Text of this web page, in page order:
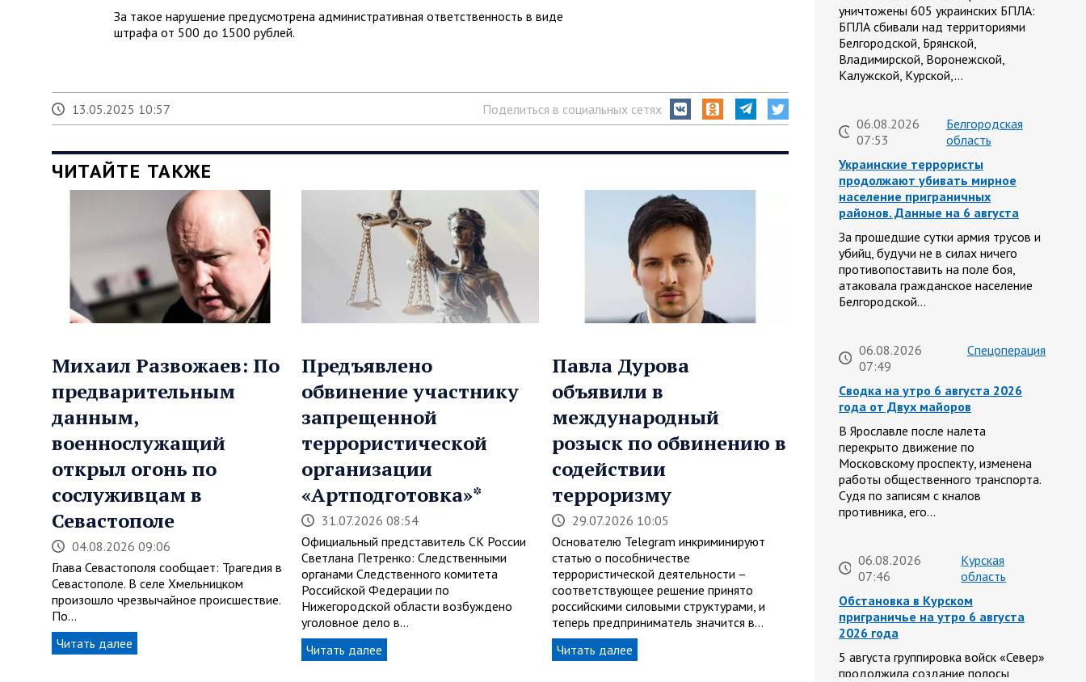
За такое нарушение предусмотрена административная ответственность в виде
штрафа от 500 до 1500 рублей.
13.05.2025 10:57 Поделиться в социальных сетях
ЧИТАЙТЕ ТАКЖЕ
Михаил Развожаев: По
предварительным
данным,
военнослужащий
открыл огонь по
сослуживцам в
Севастополе
04.08.2026 09:06
Глава Севастополя сообщает: Трагедия в
Севастополе. В селе Хмельницком
произошло чрезвычайное происшествие.
По…
Читать далее
Предъявлено
обвинение участнику
запрещенной
террористической
организации
«Артподготовка»*
31.07.2026 08:54
Официальный представитель СК России
Светлана Петренко: Следственными
органами Следственного комитета
Российской Федерации по
Нижегородской области возбуждено
уголовное дело в…
Читать далее
Павла Дурова
объявили в
международный
розыск по обвинению в
содействии
терроризму
29.07.2026 10:05
Основателю Telegram инкриминируют
статью о пособничестве
террористической деятельности –
соответствующее решение принято
российскими силовыми структурами, и
теперь предприниматель значится в…
Читать далее
уничтожены 605 украинских БПЛА:
БПЛА сбивали над территориями
Белгородской, Брянской,
Владимирской, Воронежской,
Калужской, Курской,…
06.08.2026
07:53
Белгородская
область
Украинские террористы
продолжают убивать мирное
население приграничных
районов. Данные на 6 августа
За прошедшие сутки армия трусов и
убийц, будучи не в силах ничего
противопоставить на поле боя,
атаковала гражданское население
Белгородской…
06.08.2026
07:49
Спецоперация
Сводка на утро 6 августа 2026
года от Двух майоров
В Ярославле после налета
перекрыто движение по
Московскому проспекту, изменена
работы общественного транспорта.
Судя по записям с кналов
противника, его…
06.08.2026
07:46
Курская
область
Обстановка в Курском
приграничье на утро 6 августа
2026 года
5 августа группировка войск «Север»
продолжила создание полосы